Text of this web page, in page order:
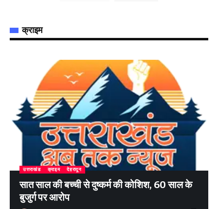
क्राइम
उत्तराखंड क्राइम देहरादून
सात साल की बच्ची से दुष्कर्म की कोशिश, 60 साल के
बुजुर्ग पर आरोप